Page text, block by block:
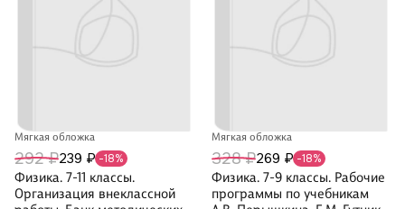
Мягкая обложка
292 ₽239 ₽ -18%
Физика. 7-11 классы.
Организация внеклассной
Мягкая обложка
328 ₽269 ₽ -18%
Физика. 7-9 классы. Рабочие
программы по учебникам